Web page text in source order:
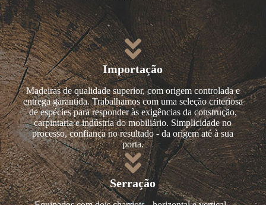
Importação
Madeiras de qualidade superior, com origem controlada e
entrega garantida. Trabalhamos com uma seleção criteriosa
de espécies para responder às exigências da construção,
carpintaria e indústria do mobiliário. Simplicidade no
processo, confiança no resultado - da origem até à sua
porta.
Serração